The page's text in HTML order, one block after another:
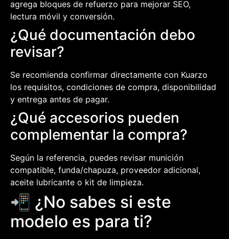
agrega bloques de refuerzo para mejorar SEO,
lectura móvil y conversión.
¿Qué documentación debo
revisar?
Se recomienda confirmar directamente con Kuarzo
los requisitos, condiciones de compra, disponibilidad
y entrega antes de pagar.
¿Qué accesorios pueden
complementar la compra?
Según la referencia, puedes revisar munición
compatible, funda/chapuza, proveedor adicional,
aceite lubricante o kit de limpieza.
📲 ¿No sabes si este
modelo es para ti?